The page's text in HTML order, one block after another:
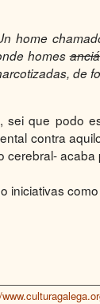
home
homes
de
sei que podo
contra
cerebral- acaba
iniciativas